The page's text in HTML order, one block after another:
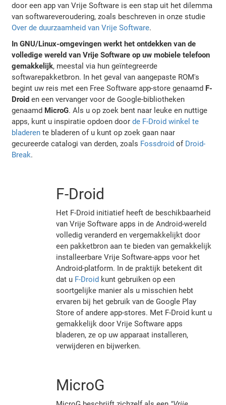
door een app van Vrije Software is een stap uit het dilemma
van softwareveroudering, zoals beschreven in onze studie
Over de duurzaamheid van Vrije Software.
In GNU/Linux-omgevingen werkt het ontdekken van de
volledige wereld van Vrije Software op uw mobiele telefoon
gemakkelijk, meestal via hun geïntegreerde
softwarepakketbron. In het geval van aangepaste ROM's
begint uw reis met een Free Software app-store genaamd F-
Droid en een vervanger voor de Google-bibliotheken
genaamd MicroG. Als u op zoek bent naar leuke en nuttige
apps, kunt u inspiratie opdoen doorde F-Droid winkel te
bladeren te bladeren of u kunt op zoek gaan naar
gecureerde catalogi van derden, zoals Fossdroid of Droid-
Break.
F-Droid
Het F-Droid initiatief heeft de beschikbaarheid
van Vrije Software apps in de Android-wereld
volledig veranderd en vergemakkelijkt door
een pakketbron aan te bieden van gemakkelijk
installeerbare Vrije Software-apps voor het
Android-platform. In de praktijk betekent dit
dat u F-Droid kunt gebruiken op een
soortgelijke manier als u misschien hebt
ervaren bij het gebruik van de Google Play
Store of andere app-stores. Met F-Droid kunt u
gemakkelijk door Vrije Software apps
bladeren, ze op uw apparaat installeren,
verwijderen en bijwerken.
MicroG